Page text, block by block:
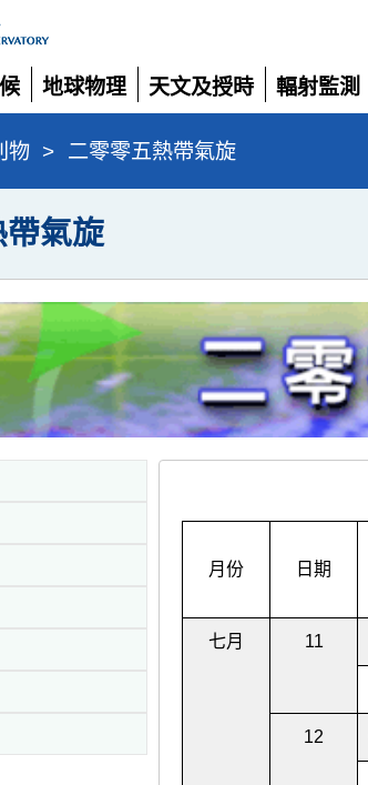
地球物理
展
開
天文及授時
展
開
輻射監測
展
物 > 二零零五熱帶氣旋
氣旋
月份 日期
七月 11
12